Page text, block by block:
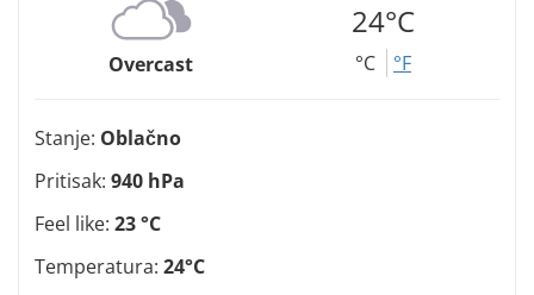
Overcast
24°C
°C °F
Stanje: Oblačno
Pritisak: 940 hPa
Feel like: 23 °C
Temperatura: 24°C